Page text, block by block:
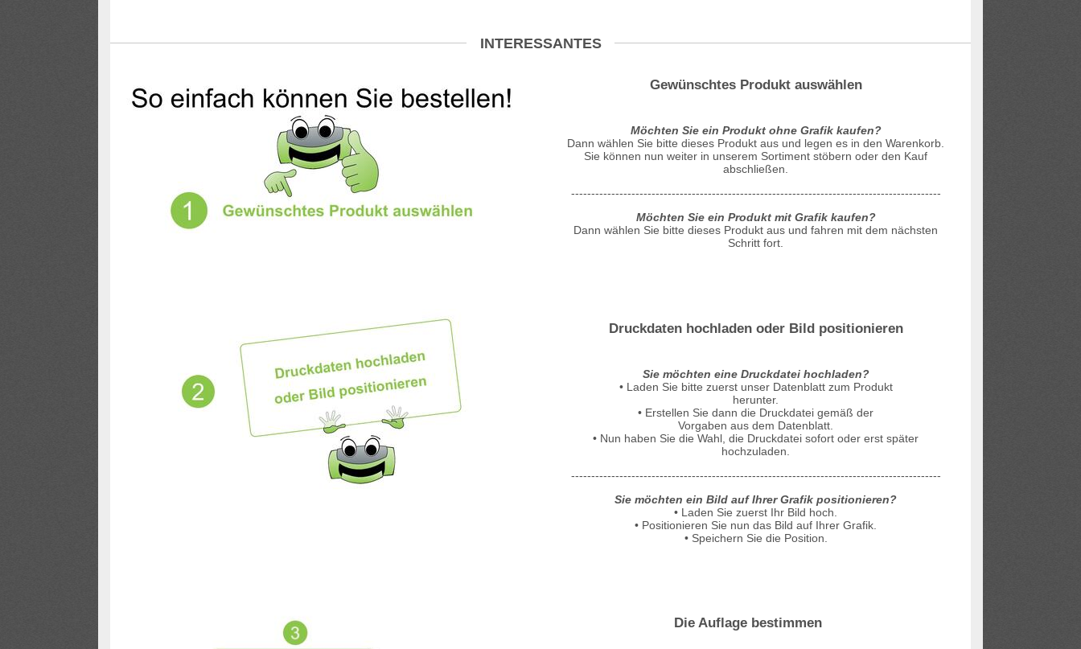
INTERESSANTES
Gewünschtes Produkt auswählen
Möchten Sie ein Produkt ohne Grafik kaufen?
Dann wählen Sie bitte dieses Produkt aus und legen es in den Warenkorb.
Sie können nun weiter in unserem Sortiment stöbern oder den Kauf
abschließen.
--------------------------------------------------------------------------------------------
Möchten Sie ein Produkt mit Grafik kaufen?
Dann wählen Sie bitte dieses Produkt aus und fahren mit dem nächsten
Schritt fort.
Druckdaten hochladen oder Bild positionieren
Sie möchten eine Druckdatei hochladen?
• Laden Sie bitte zuerst unser Datenblatt zum Produkt
herunter.
• Erstellen Sie dann die Druckdatei gemäß der
Vorgaben aus dem Datenblatt.
• Nun haben Sie die Wahl, die Druckdatei sofort oder erst später
hochzuladen.
--------------------------------------------------------------------------------------------
Sie möchten ein Bild auf Ihrer Grafik positionieren?
• Laden Sie zuerst Ihr Bild hoch.
• Positionieren Sie nun das Bild auf Ihrer Grafik.
• Speichern Sie die Position.
Die Auflage bestimmen